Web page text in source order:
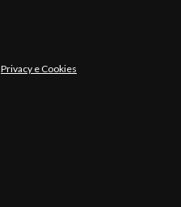
Privacy e Cookies